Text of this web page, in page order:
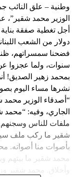
وطنية – علق النائب
الوزير محمد شقير”،
دولار من الشعب
سنوات، ولما عجزوا
بمحمد زهير الصديق!
نشرها مساء اليوم
“أصدقاء الوزير
الجاري، وفيه:
شقير ما ركب ملف
محمد شقير ما بيتهم